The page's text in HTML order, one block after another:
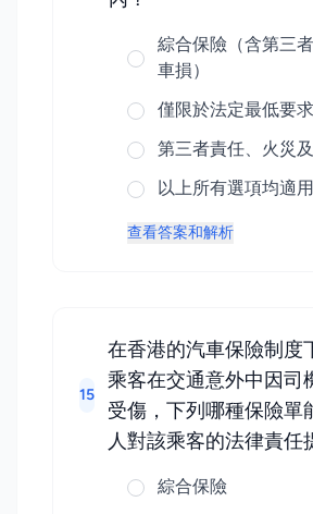
綜合保險（含第三
車損）
僅限於法定最低要
第三者責任、火災
以上所有選項均適用
查看答案和解析
15
在香港的汽車保險制度
乘客在交通意外中因司
受傷，下列哪種保險單
人對該乘客的法律責任
綜合保險